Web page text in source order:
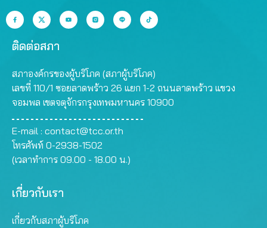
ติดต่อสภา
สภาองค์กรของผู้บริโภค (สภาผู้บริโภค)
เลขที่ 110/1 ซอยลาดพร้าว 26 แยก 1-2 ถนนลาดพร้าว แขวง
จอมพล เขตจตุจักรกรุงเทพมหานคร 10900
E-mail : contact@tcc.or.th
โทรศัพท์ 0-2938-1502
(เวลาทำการ 09.00 - 18.00 น.)
เกี่ยวกับเรา
เกี่ยวกับสภาผู้บริโภค